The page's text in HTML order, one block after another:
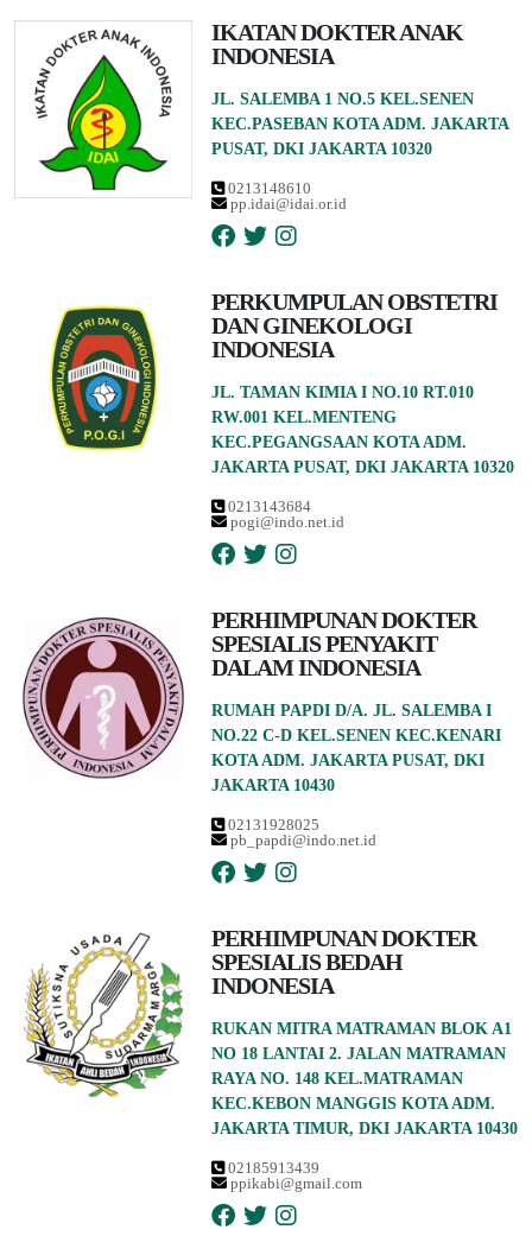
IKATAN DOKTER ANAK
INDONESIA
JL. SALEMBA 1 NO.5 KEL.SENEN
KEC.PASEBAN KOTA ADM. JAKARTA
PUSAT, DKI JAKARTA 10320
0213148610
pp.idai@idai.or.id
PERKUMPULAN OBSTETRI
DAN GINEKOLOGI
INDONESIA
JL. TAMAN KIMIA I NO.10 RT.010
RW.001 KEL.MENTENG
KEC.PEGANGSAAN KOTA ADM.
JAKARTA PUSAT, DKI JAKARTA 10320
0213143684
pogi@indo.net.id
PERHIMPUNAN DOKTER
SPESIALIS PENYAKIT
DALAM INDONESIA
RUMAH PAPDI D/A. JL. SALEMBA I
NO.22 C-D KEL.SENEN KEC.KENARI
KOTA ADM. JAKARTA PUSAT, DKI
JAKARTA 10430
02131928025
pb_papdi@indo.net.id
PERHIMPUNAN DOKTER
SPESIALIS BEDAH
INDONESIA
RUKAN MITRA MATRAMAN BLOK A1
NO 18 LANTAI 2. JALAN MATRAMAN
RAYA NO. 148 KEL.MATRAMAN
KEC.KEBON MANGGIS KOTA ADM.
JAKARTA TIMUR, DKI JAKARTA 10430
02185913439
ppikabi@gmail.com